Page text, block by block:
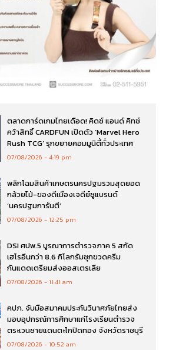
ตลาดการ์ดเกมไทยเดือด! คิดซ์ แอนด์ คิทซ์
คว้าสิทธิ์ CARDFUN เปิดตัว ‘Marvel Hero
Rush TCG’ รุกขยายคอมมูนิตี้ทั่วประเทศ
07/08/2026 4:19 pm
พลิกโฉมสินค้าเกษตรนครปฐมรวมสุดยอด
กล้วยไม้-ของดีเมืองเจดีย์ชูแบรนด์
‘นครปฐมการันตี’
07/08/2026 12:25 pm
DSI ศปพ.5 บูรณาการตำรวจภาค 5 สกัด
เฮโรอีนกว่า 8.6 กิโลกรัมซุกขวดครีม
กันแดดเตรียมส่งออสเตรเลีย
07/08/2026 11:41 am
คปภ. จับมือสมาคมประกันวินาศภัยไทยส่ง
มอบอุปกรณ์การศึกษาแก่โรงเรียนตำรวจ
ตระเวนชายแดนตะโกปิดทอง จังหวัดราชบุรี
07/08/2026 10:52 am